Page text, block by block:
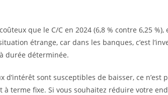
que le C/C en 2024 (6,8 % contre 6,25 %),
étrange, car dans les banques, c’est
durée déterminée.
d’intérêt sont susceptibles de baisser, ce n’est
terme fixe. Si vous souhaitez réduire votre